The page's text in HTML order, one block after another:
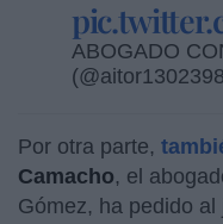
ABOGADO
Por otra parte,
Camacho, el
Gómez, ha pedido